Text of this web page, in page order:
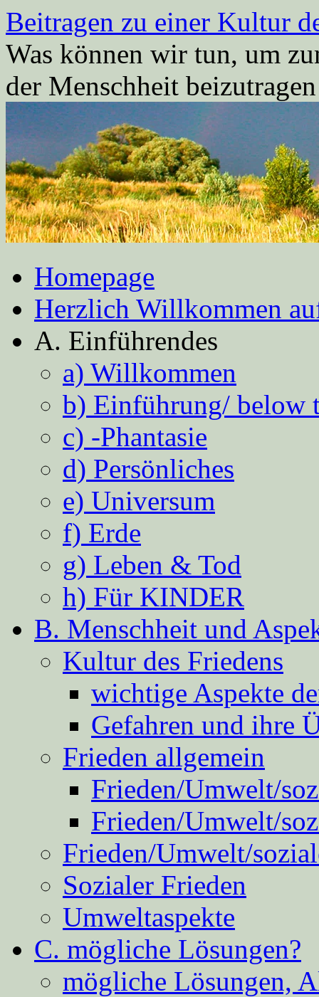
Zum
Inhalt
springen
Beitragen zu einer Kultur
Was können wir tun, um
der Menschheit
Homepage
Herzlich Willkommen
A. Einführendes
a) Willkommen
b) Einführung/ below
c) -Phantasie
d) Persönliches
e) Universum
f) Erde
g) Leben & Tod
h) Für KINDER
B. Menschheit und
Kultur des Friedens
wichtige Aspekte
Gefahren und ihre
Frieden allgemein
Frieden/Umwelt/
Frieden/Umwelt/
Frieden/Umwelt/
Sozialer Frieden
Umweltaspekte
C. mögliche Lösungen?
mögliche Lösungen,